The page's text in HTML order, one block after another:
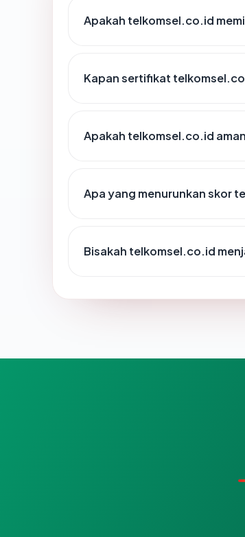
Apakah telkomsel.co.id
Kapan sertifikat
Apakah telkomsel.co.id
Apa yang menurunkan skor
Bisakah telkomsel.co.id